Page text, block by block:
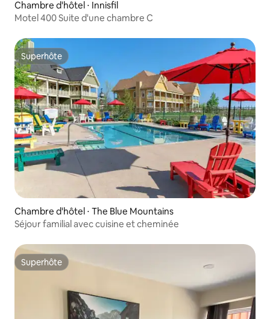
Chambre d'hôtel ⋅ Innisfil
Motel 400 Suite d'une chambre C
Superhôte
Superhôte
Chambre d'hôtel ⋅ The Blue Mountains
Séjour familial avec cuisine et cheminée
Superhôte
Superhôte